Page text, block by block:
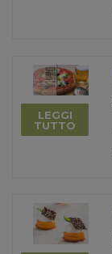
LEGGI
TUTTO